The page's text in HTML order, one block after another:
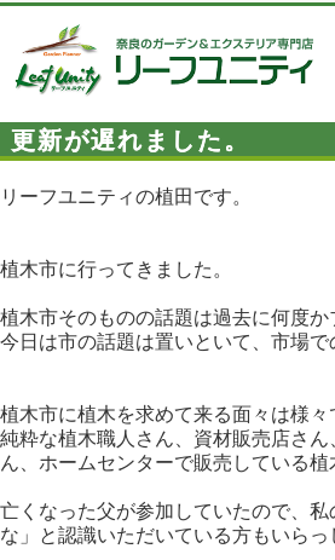
更新が遅れました。
リーフユニティの植田です。
植木市に行ってきました。
植木市そのものの話題は過去に何度か
今日は市の話題は置いといて、市場で
植木市に植木を求めて来る面々は様々
純粋な植木職人さん、資材販売店さん
ん、ホームセンターで販売している植
亡くなった父が参加していたので、
な」と認識いただいている方もいらっ